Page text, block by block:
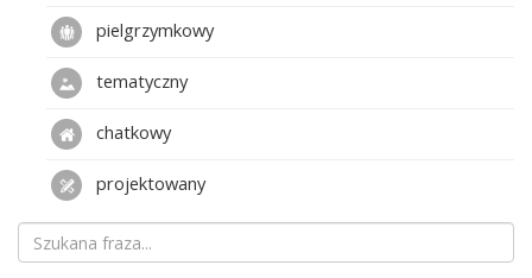
pielgrzymkowy
tematyczny
chatkowy
projektowany